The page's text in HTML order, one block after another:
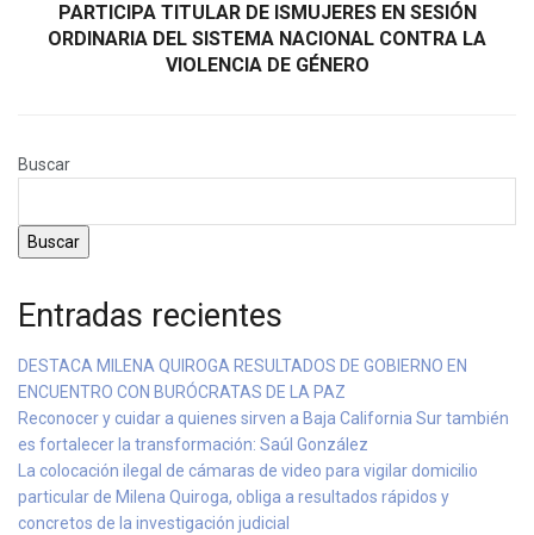
PARTICIPA TITULAR DE ISMUJERES EN SESIÓN
ORDINARIA DEL SISTEMA NACIONAL CONTRA LA
VIOLENCIA DE GÉNERO
Buscar
Buscar
Entradas recientes
DESTACA MILENA QUIROGA RESULTADOS DE GOBIERNO EN
ENCUENTRO CON BURÓCRATAS DE LA PAZ
Reconocer y cuidar a quienes sirven a Baja California Sur también
es fortalecer la transformación: Saúl González
La colocación ilegal de cámaras de video para vigilar domicilio
particular de Milena Quiroga, obliga a resultados rápidos y
concretos de la investigación judicial